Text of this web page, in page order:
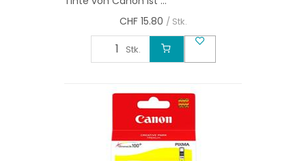
CHF 15.80 / Stk.
Stk.